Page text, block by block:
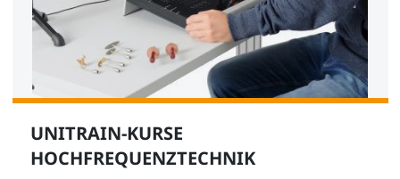
UNITRAIN-KURSE
HOCHFREQUENZTECHNIK